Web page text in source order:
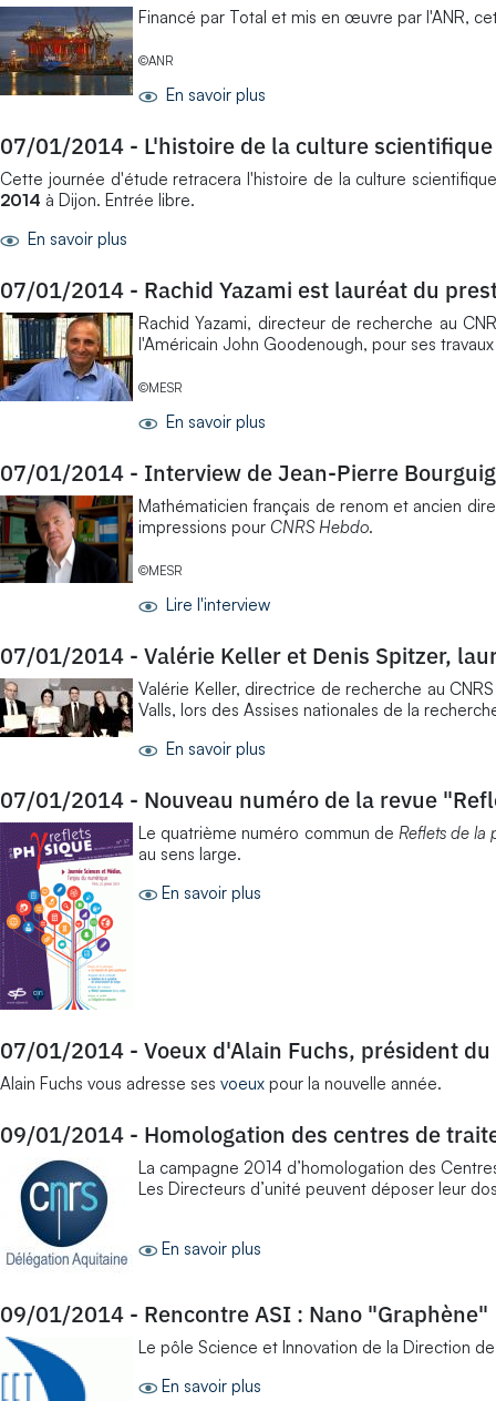
Financé par Total et mis en œuvre par l'ANR,
©ANR
En savoir plus
07/01/2014 - L'histoire de la culture
Cette journée d'étude retracera l'histoire de la culture
2014 à Dijon. Entrée libre.
En savoir plus
07/01/2014 - Rachid Yazami est lauréat du
Rachid Yazami, directeur de recherche au
l'Américain John Goodenough, pour ses
©MESR
En savoir plus
07/01/2014 - Interview de Jean-Pierre
Mathématicien français de renom et ancien
impressions pour CNRS Hebdo.
©MESR
Lire l'interview
07/01/2014 - Valérie Keller et Denis Spitzer,
Valérie Keller, directrice de recherche au
Valls, lors des Assises nationales de la
En savoir plus
07/01/2014 - Nouveau numéro de la revue
Le quatrième numéro commun de Reflets de la
au sens large.
En savoir plus
07/01/2014 - Voeux d'Alain Fuchs, président du
Alain Fuchs vous adresse ses voeux pour la nouvelle année.
09/01/2014 - Homologation des centres de
La campagne 2014 d’homologation des
Les Directeurs d’unité peuvent déposer leur
En savoir plus
09/01/2014 - Rencontre ASI : Nano "Graphène"
Le pôle Science et Innovation de la Direction
En savoir plus